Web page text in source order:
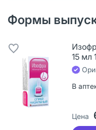
Формы
15 мл
В
Цена